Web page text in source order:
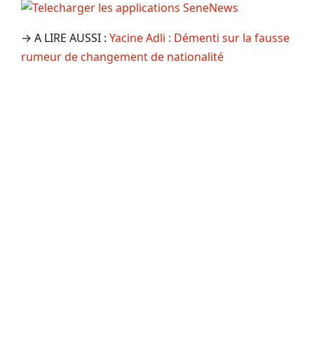
→ A LIRE AUSSI : Yacine Adli : Démenti sur la fausse
rumeur de changement de nationalité